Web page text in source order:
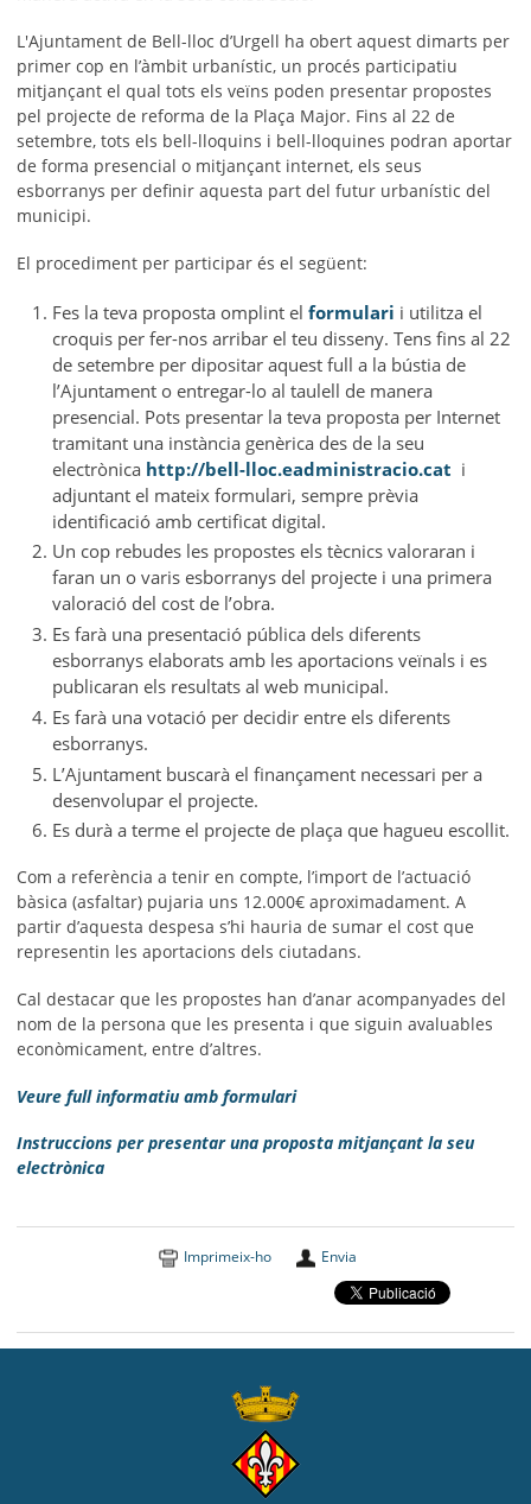
L'Ajuntament de Bell-lloc d’Urgell ha obert aquest dimarts per
primer cop en l’àmbit urbanístic, un procés participatiu
mitjançant el qual tots els veïns poden presentar propostes
pel projecte de reforma de la Plaça Major. Fins al 22 de
setembre, tots els bell-lloquins i bell-lloquines podran aportar
de forma presencial o mitjançant internet, els seus
esborranys per definir aquesta part del futur urbanístic del
municipi.
El procediment per participar és el següent:
Fes la teva proposta omplint elformulari i utilitza el
croquis per fer-nos arribar el teu disseny. Tens fins al 22
de setembre per dipositar aquest full a la bústia de
l’Ajuntament o entregar-lo al taulell de manera
presencial. Pots presentar la teva proposta per Internet
tramitant una instància genèrica des de la seu
electrònica http://bell-lloc.eadministracio.cat i
adjuntant el mateix formulari, sempre prèvia
identificació amb certificat digital.
Un cop rebudes les propostes els tècnics valoraran i
faran un o varis esborranys del projecte i una primera
valoració del cost de l’obra.
Es farà una presentació pública dels diferents
esborranys elaborats amb les aportacions veïnals i es
publicaran els resultats al web municipal.
Es farà una votació per decidir entre els diferents
esborranys.
L’Ajuntament buscarà el finançament necessari per a
desenvolupar el projecte.
Es durà a terme el projecte de plaça que hagueu escollit.
Com a referència a tenir en compte, l’import de l’actuació
bàsica (asfaltar) pujaria uns 12.000€ aproximadament. A
partir d’aquesta despesa s’hi hauria de sumar el cost que
representin les aportacions dels ciutadans.
Cal destacar que les propostes han d’anar acompanyades del
nom de la persona que les presenta i que siguin avaluables
econòmicament, entre d’altres.
Veure full informatiu amb formulari
Instruccions per presentar una proposta mitjançant la seu
electrònica
Imprimeix-ho Envia